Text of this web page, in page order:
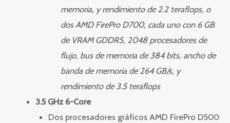
memoria, y rendimiento de 2.2 teraflops, o
dos AMD FirePro D700, cada uno con 6 GB
de VRAM GDDR5, 2048 procesadores de
flujo, bus de memoria de 384 bits, ancho de
banda de memoria de 264 GB/s, y
rendimiento de 3.5 teraflops
3.5 GHz 6-Core
Dos procesadores gráficos AMD FirePro D500